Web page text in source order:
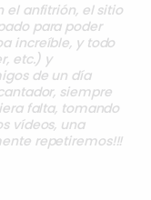
el anfitrión, el sitio
para poder
increíble, y todo
etc.) y
de un día
siempre
falta, tomando
vídeos, una
repetiremos!!!